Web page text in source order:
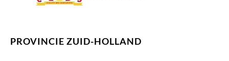
PROVINCIE ZUID-HOLLAND